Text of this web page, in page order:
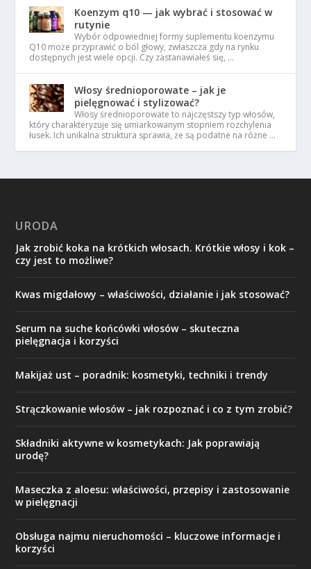
Koenzym q10 — jak wybrać i stosować w
rutynie
Wybór odpowiedniej formy suplementu koenzymu
Q10 może przyprawić o ból głowy, zwłaszcza gdy na rynku
dostępnych jest wiele opcji. Czy zastanawiałeś się, …
Włosy średnioporowate – jak je
pielęgnować i stylizować?
Włosy średnioporowate to najczęstszy typ włosów,
który charakteryzuje się umiarkowanym stopniem rozchylenia
łusek. Ich unikalna struktura sprawia, że są podatne na różne …
URODA
Jak zrobić koka na krótkich włosach. Krótkie włosy i kok –
czy jest to możliwe?
Kwas migdałowy – właściwości, działanie i jak stosować?
Serum na suche końcówki włosów – skuteczna
pielęgnacja i korzyści
Makijaż ust – poradnik: kosmetyki, techniki i trendy
Strączkowanie włosów – jak rozpoznać i co z tym zrobić?
Składniki aktywne w kosmetykach: Jak poprawiają
urodę?
Maseczka z aloesu: właściwości, przepisy i zastosowanie
w pielęgnacji
Obsługa najmu nieruchomości – kluczowe informacje i
korzyści